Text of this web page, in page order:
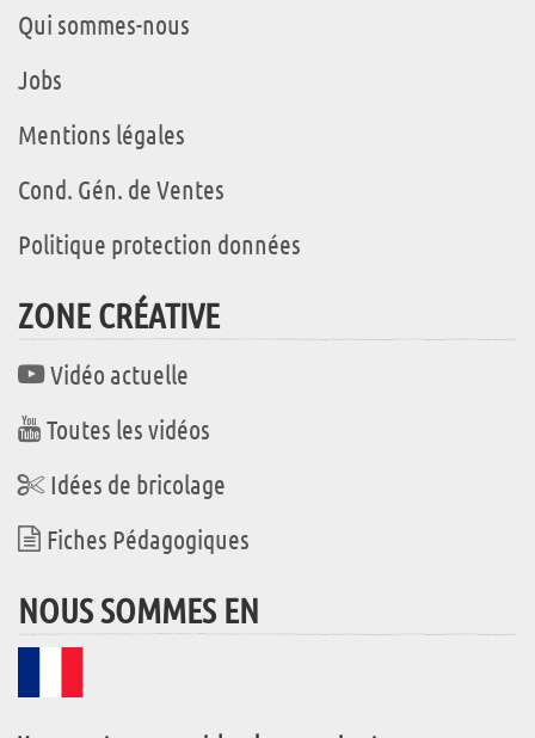
Qui sommes-nous
Jobs
Mentions légales
Cond. Gén. de Ventes
Politique protection données
ZONE CRÉATIVE
Vidéo actuelle
Toutes les vidéos
Idées de bricolage
Fiches Pédagogiques
NOUS SOMMES EN